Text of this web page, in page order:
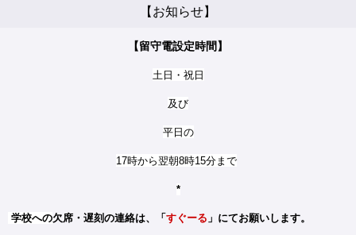
【お知らせ】
【留守電設定時間】
土日・祝日
及び
平日の
17時から翌朝8時15分まで
*
学校への欠席・遅刻の連絡は、「 すぐーる 」にてお願いします。